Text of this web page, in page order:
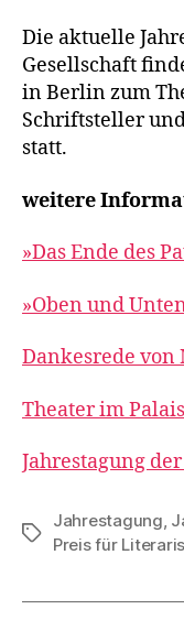
Die aktuelle
Gesellschaft
in Berlin zum
Schriftsteller
statt.
weitere
»Das Ende des
»Oben und
Dankesrede von
Theater im Palais
Jahrestagung
Schlagwörter
Jahrestagung,
Preis für